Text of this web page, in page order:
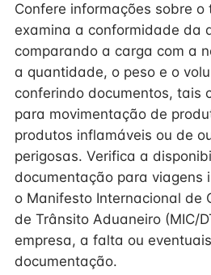
Confere informações sobre o
examina a conformidade da
comparando a carga com a
a quantidade, o peso e o
conferindo documentos, tais
para movimentação de
produtos inflamáveis ou de
perigosas. Verifica a
documentação para viagens
o Manifesto Internacional de
de Trânsito Aduaneiro (MIC/
empresa, a falta ou
documentação.